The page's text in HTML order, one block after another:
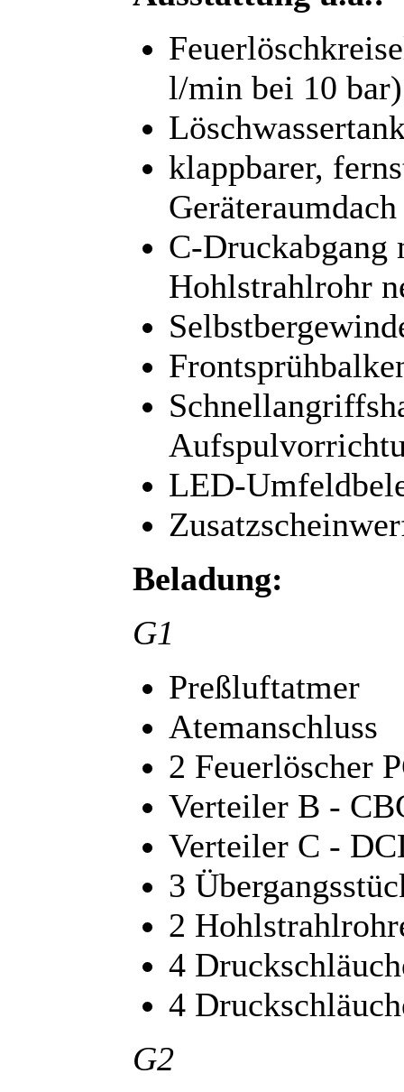
l/min bei 10
klappbarer,
Geräteraumdach
C-Druckabgang
Hohlstrahlrohr
LED-
Beladung:
G1
Preßluftatmer
Atemanschluss
2 Feuerlöscher
Verteiler B -
Verteiler C -
3
2
4
4
G2